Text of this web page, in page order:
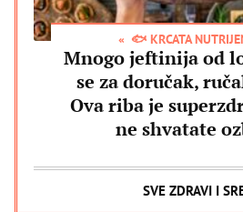
🐟 KRCATA
Mnogo jeftinija od
se za doručak,
Ova riba je
ne shvatate
SVE ZDRAVI I